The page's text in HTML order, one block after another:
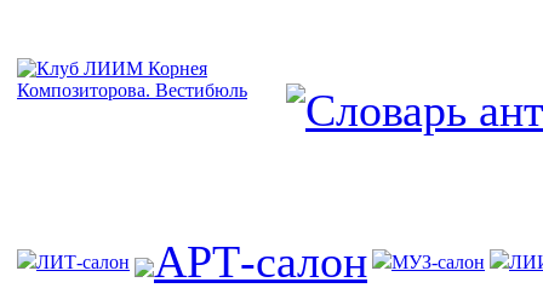
ЛИТ-салон АРТ-салон МУЗ-салон